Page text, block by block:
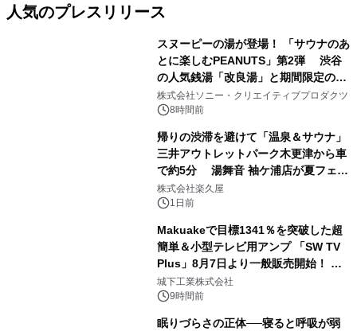
人気のプレスリリース
スヌーピーの湯が登場！ 「サウナのあ
とに楽しむPEANUTS」第2弾 渋谷
の人気銭湯「改良湯」と期間限定のコ
ラボレーション サウナイキタイコラ
ボグッズも発売決定！
株式会社ソニー・クリエイティブプロダクツ
8時間前
帰りの渋滞を避けて「温泉＆サウナ」
三井アウトレットパーク木更津から車
で約5分 湯舞音 袖ケ浦店が夏フェア
メニューを提供
株式会社楽久屋
1日前
Makuakeで目標1341％を突破した超
簡単＆小型テレビ用アンプ 「SW TV
Plus」8月7日より一般販売開始！ ケ
ーブル1本つなぐだけ、テレビの音が
ぐっと豊かに
城下工業株式会社
9時間前
眠りづらさの正体──寝ると呼吸が弱